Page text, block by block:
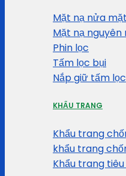
Mặt nạ nửa mặt
Mặt nạ nguyên
Phin lọc
Tấm lọc bụi
Nắp giữ tấm lọc
KHẨU TRANG
Khẩu trang
khẩu trang
Khẩu trang